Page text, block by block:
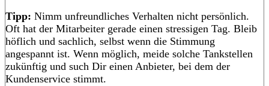
Tipp: Nimm unfreundliches Verhalten nicht persönlich.
Oft hat der Mitarbeiter gerade einen stressigen Tag. Bleib
höflich und sachlich, selbst wenn die Stimmung
angespannt ist. Wenn möglich, meide solche Tankstellen
zukünftig und such Dir einen Anbieter, bei dem der
Kundenservice stimmt.